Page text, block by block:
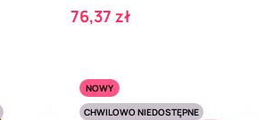
Cena
76,37 zł
NOWY
CHWILOWO NIEDOSTĘPNE